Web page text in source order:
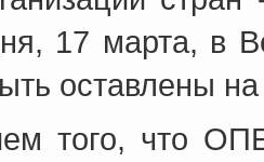
17 марта, в
оставлены
того, что